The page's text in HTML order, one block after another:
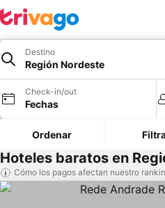
Destino
Región Nordeste
Check-in/out
Fechas
Ordenar
Hoteles baratos en
Cómo los pagos afectan nuestro